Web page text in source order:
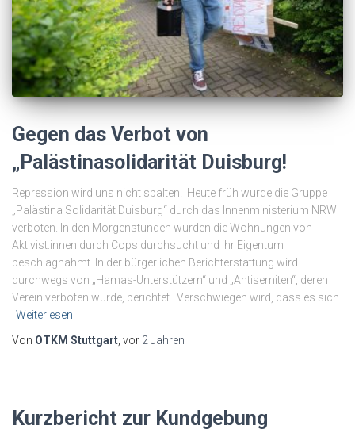
Gegen das Verbot von
„Palästinasolidarität Duisburg!
Repression wird uns nicht spalten! Heute früh wurde die Gruppe
„Palästina Solidarität Duisburg“ durch das Innenministerium NRW
verboten. In den Morgenstunden wurden die Wohnungen von
Aktivist:innen durch Cops durchsucht und ihr Eigentum
beschlagnahmt. In der bürgerlichen Berichterstattung wird
durchwegs von „Hamas-Unterstützern“ und „Antisemiten“, deren
Verein verboten wurde, berichtet. Verschwiegen wird, dass es sich
Weiterlesen
Von OTKM Stuttgart , vor 2 Jahren
Kurzbericht zur Kundgebung